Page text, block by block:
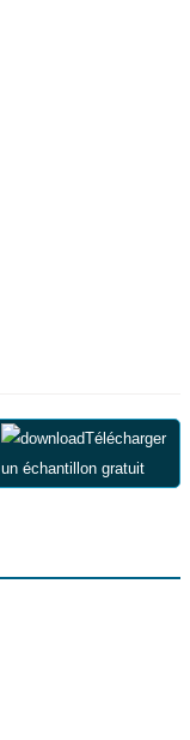
Télécharger
un échantillon gratuit